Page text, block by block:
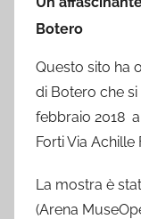
Botero
Questo sito ha
di Botero che si
febbraio 2018
Forti Via Achille
La mostra è
(Arena